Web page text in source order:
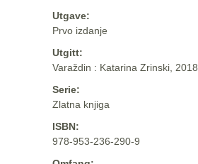
Utgave:
Prvo izdanje
Utgitt:
Varaždin : Katarina Zrinski, 2018
Serie:
Zlatna knjiga
ISBN:
978-953-236-290-9